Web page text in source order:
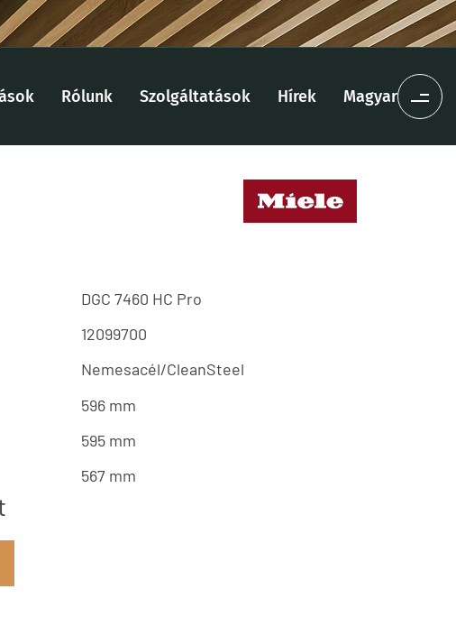
Rólunk Szolgáltatások Hírek Magyar
DGC 7460 HC Pro
12099700
Nemesacél/CleanSteel
596 mm
595 mm
567 mm